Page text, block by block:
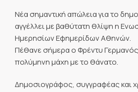
Νέα σημαντική απώλεια για το
αγγέλλει με βαθύτατη θλίψη η
Ημερησίων Εφημερίδων Αθηνών.
Πέθανε σήμερα ο Φρέντυ
πολύμηνη μάχη με το θάνατο.
Δημοσιογράφος, συγγραφέας και